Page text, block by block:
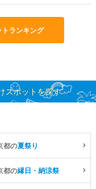
ランキング
スポットを探す
都の夏祭り
都の縁日・納涼祭